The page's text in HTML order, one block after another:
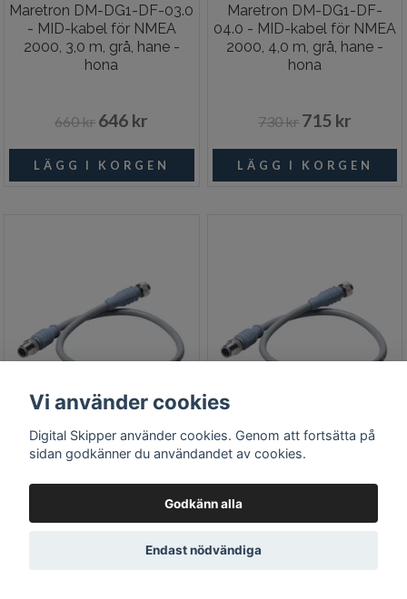
Maretron DM-DG1-DF-03.0
- MID-kabel för NMEA
2000, 3,0 m, grå, hane -
hona
660 kr 646 kr
Maretron DM-DG1-DF-
04.0 - MID-kabel för NMEA
2000, 4,0 m, grå, hane -
hona
730 kr 715 kr
Maretron DM-DG1-DF-05.0
2000, 5,0 m, grå, hane -
784 kr
Maretron DM-DG1-DF-
2000, 6,0 m, grå, hane -
870 kr
Vi använder cookies
Digital Skipper använder cookies. Genom att fortsätta på
sidan godkänner du användandet av cookies.
Godkänn alla
Endast nödvändiga